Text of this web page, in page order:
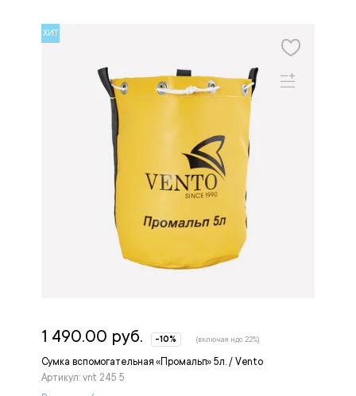
ХИТ
Сумка вспомогательная «Промальп» 5л. / Vento
Артикул: vnt 245 5
1 490.00 руб. -10% (включая ндс 22%)